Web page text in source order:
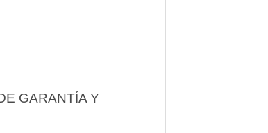
GARANTÍA Y